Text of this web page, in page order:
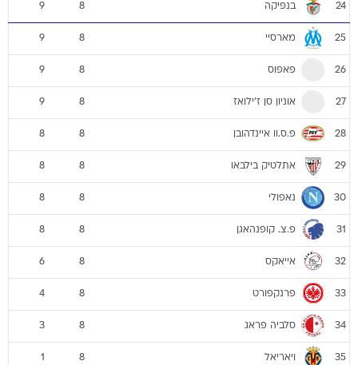
24 בנפיקה 8
9
25 מארסיי 8
9
26 פאפוס 8
9
27 אוניון סן ז'ילואז 8
9
28 פ.ס.וו איינדהובן 8
8
29 אתלטיק בילבאו 8
8
30 נאפולי 8
8
31 פ.צ. קופנהאגן 8
8
32 אייאקס 8
6
33 פרנקפורט 8
4
34 סלביה פראג 8
3
35 ויאריאל 8
1